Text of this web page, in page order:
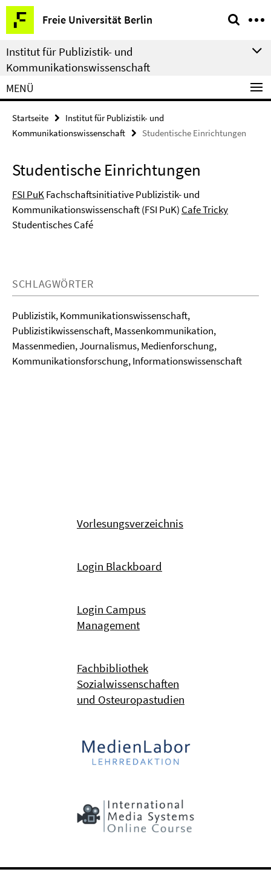
Springe
direkt
zu
Inhalt
Freie Universität Berlin
Service-
Navigation
Institut für Publizistik- und
Kommunikationswissenschaft
MENÜ
Startseite
Institut für Publizistik- und
Kommunikationswissenschaft
Studentische Einrichtungen
Studentische Einrichtungen
FSI PuKFachschaftsinitiative Publizistik- und
Kommunikationswissenschaft (FSI PuK) Cafe Tricky
Studentisches Café
SCHLAGWÖRTER
Publizistik, Kommunikationswissenschaft,
Publizistikwissenschaft, Massenkommunikation,
Massenmedien, Journalismus, Medienforschung,
Kommunikationsforschung, Informationswissenschaft
Vorlesungsverzeichnis
Login Blackboard
Login Campus
Management
Fachbibliothek
Sozialwissenschaften
und Osteuropastudien